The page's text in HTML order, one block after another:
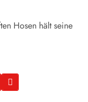
Hosen hält seine